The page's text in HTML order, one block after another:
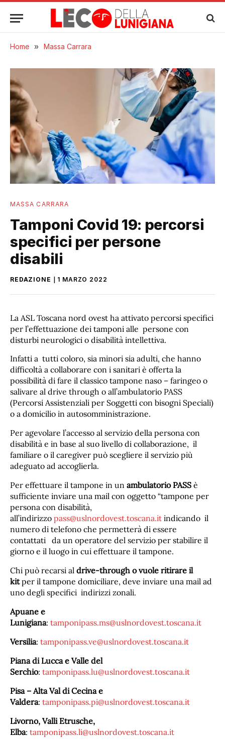
Home » Massa Carrara
MASSA CARRARA
Tamponi Covid 19: percorsi
specifici per persone
disabili
REDAZIONE 1 MARZO 2022
La ASL Toscana nord ovest ha attivato percorsi specifici
per l’effettuazione dei tamponi alle persone con
disturbi neurologici o disabilità intellettiva.
Infatti a tutti coloro, sia minori sia adulti, che hanno
difficoltà a collaborare con i sanitari è offerta la
possibilità di fare il classico tampone naso – faringeo o
salivare al drive through o all’ambulatorio PASS
(Percorsi Assistenziali per Soggetti con bisogni Speciali)
o a domicilio in autosomministrazione.
Per agevolare l’accesso al servizio della persona con
disabilità e in base al suo livello di collaborazione, il
familiare o il caregiver può scegliere il servizio più
adeguato ad accoglierla.
Per effettuare il tampone in un ambulatorio PASS è
sufficiente inviare una mail con oggetto “tampone per
persona con disabilità,
all’indirizzo pass@uslnordovest.toscana.it indicando il
numero di telefono che permetterà di essere
contattati da un operatore del servizio per stabilire il
giorno e il luogo in cui effettuare il tampone.
Chi può recarsi al drive-through o vuole ritirare il
kitper il tampone domiciliare, deve inviare una mail ad
uno degli specifici indirizzi zonali.
Apuane e
Lunigiana: tamponipass.ms@uslnordovest.toscana.it
Versilia: tamponipass.ve@uslnordovest.toscana.it
Piana di Lucca e Valle del
Serchio: tamponipass.lu@uslnordovest.toscana.it
Pisa – Alta Val di Cecina e
Valdera: tamponipass.pi@uslnordovest.toscana.it
Livorno, Valli Etrusche,
Elba: tamponipass.li@uslnordovest.toscana.it